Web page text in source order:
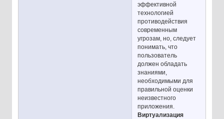
эффективной
технологией
противодействия
современным
угрозам, но, следует
понимать, что
пользователь
должен обладать
знаниями,
необходимыми для
правильной оценки
неизвестного
приложения.
Виртуализация